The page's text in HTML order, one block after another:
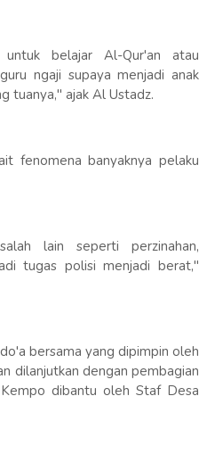
belajar Al-Qur'an atau
ngaji supaya menjadi anak
tuanya," ajak Al Ustadz.
fenomena banyaknya pelaku
lain seperti perzinahan,
tugas polisi menjadi berat,"
bersama yang dipimpin oleh
dilanjutkan dengan pembagian
dibantu oleh Staf Desa